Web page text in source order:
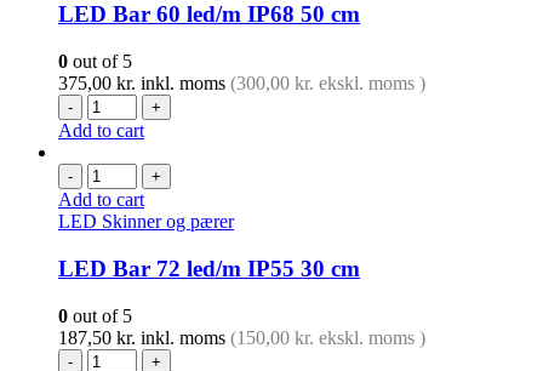
LED Bar 60 led/m IP68 50 cm
0 out of 5
375,00 kr. inkl. moms (300,00 kr. ekskl. moms )
- +
Add to cart
- +
Add to cart
LED Skinner og pærer
LED Bar 72 led/m IP55 30 cm
0 out of 5
187,50 kr. inkl. moms (150,00 kr. ekskl. moms )
- +